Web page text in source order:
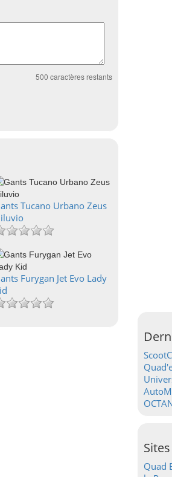
500 caractères restants
Tucano Urbano Zeus
Furygan Jet Evo Lady
Quad